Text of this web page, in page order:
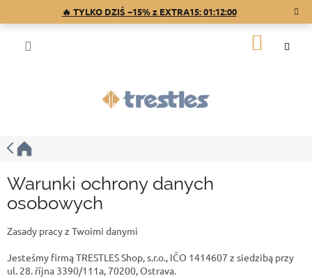
🔥 TYLKO DZIŚ −15% z EXTRA15:01:11:59
Warunki ochrony danych
osobowych
Zasady pracy z Twoimi danymi
Jesteśmy firmą TRESTLES Shop, s.r.o., IČO 1414607 z siedzibą przy
ul. 28. října 3390/111a, 70200, Ostrava.